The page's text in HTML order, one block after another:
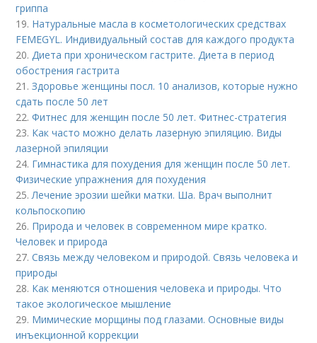
гриппа
19. Натуральные масла в косметологических средствах
FEMEGYL. Индивидуальный состав для каждого продукта
20.Диета при хроническом гастрите. Диета в период
обострения гастрита
21.Здоровье женщины посл. 10 анализов, которые нужно
сдать после 50 лет
22.Фитнес для женщин после 50 лет. Фитнес-стратегия
23. Как часто можно делать лазерную эпиляцию. Виды
лазерной эпиляции
24. Гимнастика для похудения для женщин после 50 лет.
Физические упражнения для похудения
25.Лечение эрозии шейки матки. Ша. Врач выполнит
кольпоскопию
26. Природа и человек в современном мире кратко.
Человек и природа
27.Связь между человеком и природой. Связь человека и
природы
28. Как меняются отношения человека и природы. Что
такое экологическое мышление
29. Мимические морщины под глазами. Основные виды
инъекционной коррекции